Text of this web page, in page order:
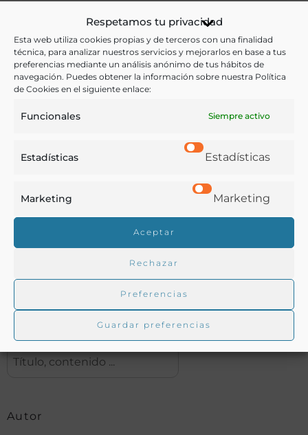
Respetamos tu privacidad
Esta web utiliza cookies propias y de terceros con una finalidad
técnica, para analizar nuestros servicios y mejorarlos en base a tus
preferencias mediante un análisis anónimo de tus hábitos de
navegación. Puedes obtener la información sobre nuestra Política
de Cookies en el siguiente enlace:
Funcionales Siempre activo
Estadísticas Estadísticas
Marketing Marketing
Aceptar
Rechazar
Preferencias
Guardar preferencias
Historia
Ver más libros con las palabras clave:
Agricultura, Logroño,Memorias
Buscar en la biblioteca
Autor